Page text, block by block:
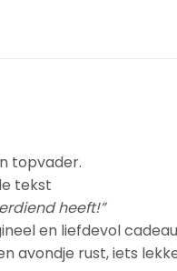
topvader.
tekst
heeft!”
en liefdevol
avondje rust, iets